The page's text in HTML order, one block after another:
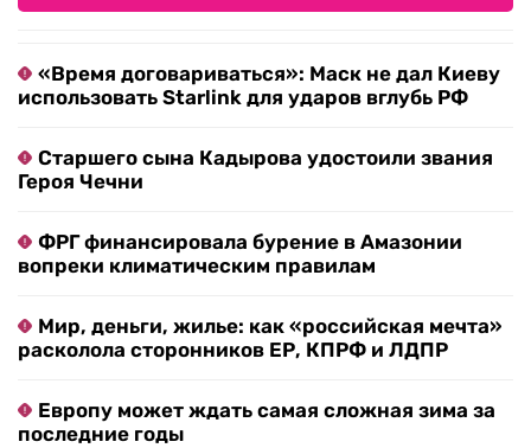
«Время договариваться»: Маск не дал Киеву
использовать Starlink для ударов вглубь РФ
Старшего сына Кадырова удостоили звания
Героя Чечни
ФРГ финансировала бурение в Амазонии
вопреки климатическим правилам
Мир, деньги, жилье: как «российская мечта»
расколола сторонников ЕР, КПРФ и ЛДПР
Европу может ждать самая сложная зима за
последние годы